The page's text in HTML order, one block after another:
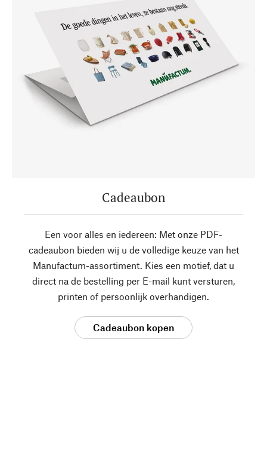
Cadeaubon
Een voor alles en iedereen: Met onze PDF-
cadeaubon bieden wij u de volledige keuze van het
Manufactum-assortiment. Kies een motief, dat u
direct na de bestelling per E-mail kunt versturen,
printen of persoonlijk overhandigen.
Cadeaubon kopen